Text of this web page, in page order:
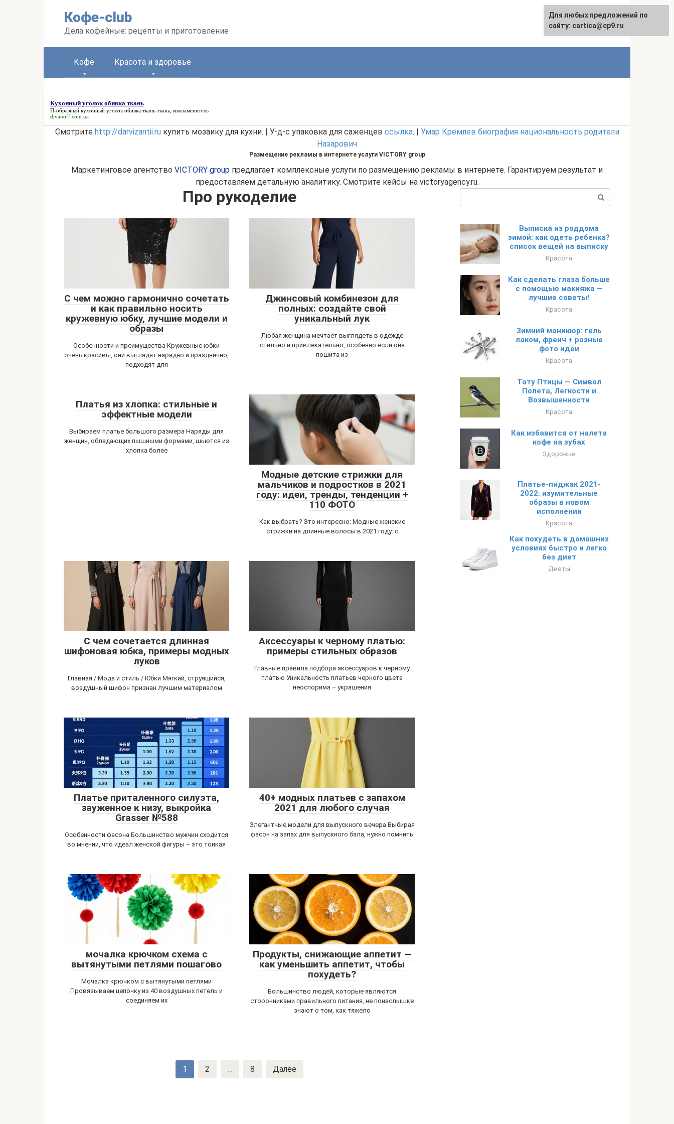
Кофе-club
Дела кофейные: рецепты и приготовление
English
Кофе Красота и здоровье
Кухонный уголок обивка ткань
П-образный кухонный уголок обивка ткань ткань, кожзаменитель
divanoff.com.ua
Смотрите http://darvizantii.ruкупить мозаику для кухни. | У-д-с упаковка для саженцев ссылка. | Умар Кремлев биография национальность родители
Назарович
Размещение рекламы в интернете услуги VICTORY group
Маркетинговое агентство VICTORY group предлагает комплексные услуги по размещению рекламы в интернете. Гарантируем результат и
предоставляем детальную аналитику. Смотрите кейсы на victoryagency.ru.
Про рукоделие
С чем можно гармонично сочетать
и как правильно носить
кружевную юбку, лучшие модели и
образы
Особенности и преимущества Кружевные юбки
очень красивы, они выглядят нарядно и празднично,
подходят для
Джинсовый комбинезон для
полных: создайте свой
уникальный лук
Любая женщина мечтает выглядеть в одежде
стильно и привлекательно, особенно если она
пошита из
Платья из хлопка: стильные и
эффектные модели
Выбираем платье большого размера Наряды для
женщин, обладающих пышными формами, шьются из
хлопка более
Модные детские стрижки для
мальчиков и подростков в 2021
году: идеи, тренды, тенденции +
110 ФОТО
Как выбрать? Это интересно: Модные женские
стрижки на длинные волосы в 2021 году: с
С чем сочетается длинная
шифоновая юбка, примеры модных
луков
Главная / Мода и стиль / Юбки Мягкий, струящийся,
воздушный шифон признан лучшим материалом
Аксессуары к черному платью:
примеры стильных образов
Главные правила подбора аксессуаров к черному
платью Уникальность платьев черного цвета
неоспорима – украшения
Платье приталенного силуэта,
зауженное к низу, выкройка
Grasser №588
Особенности фасона Большинство мужчин сходится
во мнении, что идеал женской фигуры – это тонкая
40+ модных платьев с запахом
2021 для любого случая
Элегантные модели для выпускного вечера Выбирая
фасон на запах для выпускного бала, нужно помнить
мочалка крючком схема с
вытянутыми петлями пошагово
Мочалка крючком с вытянутыми петлями
Провязываем цепочку из 40 воздушных петель и
соединяем их
Продукты, снижающие аппетит —
как уменьшить аппетит, чтобы
похудеть?
Большинство людей, которые являются
сторонниками правильного питания, не понаслышке
знают о том, как тяжело
1 2 ... 8 Далее
Выписка из роддома
зимой: как одеть ребенка?
список вещей на выписку
Красота
Как сделать глаза больше
с помощью макияжа —
лучшие советы!
Красота
Зимний маникюр: гель
лаком, френч + разные
фото идеи
Красота
Тату Птицы — Символ
Полета, Легкости и
Возвышенности
Красота
Как избавится от налета
кофе на зубах
Здоровье
Платье-пиджак 2021-
2022: изумительные
образы в новом
исполнении
Красота
Как похудеть в домашних
условиях быстро и легко
без диет
Диеты
Для любых предложений по
сайту: cartica@cp9.ru